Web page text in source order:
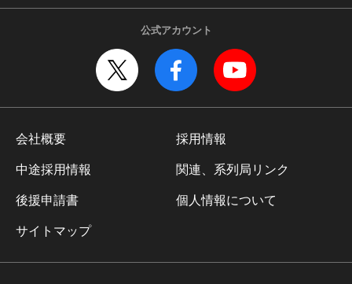
公式アカウント
会社概要 採用情報
中途採用情報 関連、系列局リンク
後援申請書 個人情報について
サイトマップ